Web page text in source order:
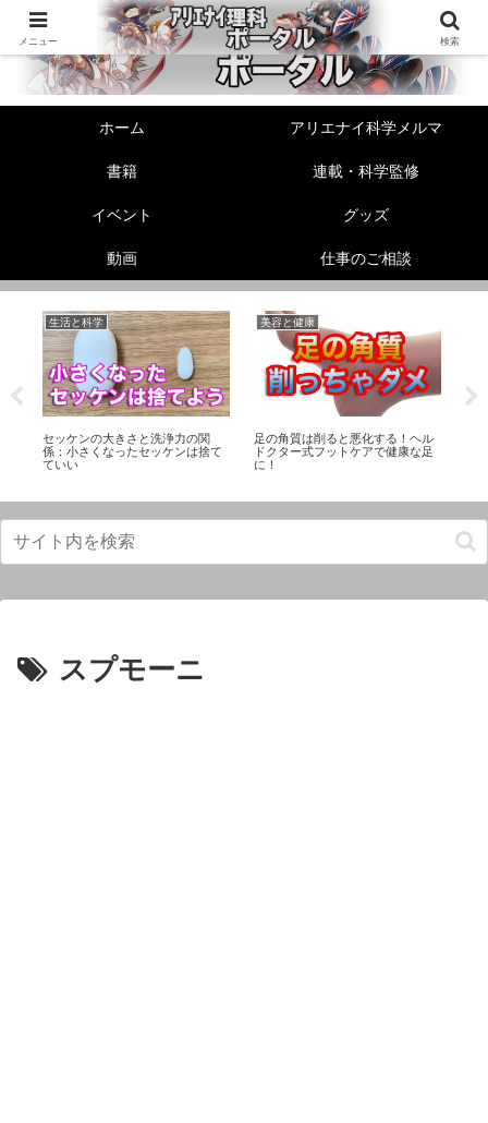
ホーム アリエナイ科学メルマ
書籍 連載・科学監修
イベント グッズ
動画 仕事のご相談
生活と科学
セッケンの大きさと洗浄力の関
係：小さくなったセッケンは捨て
ていい
美容と健康
足の角質は削ると悪化する！ヘル
ドクター式フットケアで健康な足
に！
スプモーニ
メニュー 検索